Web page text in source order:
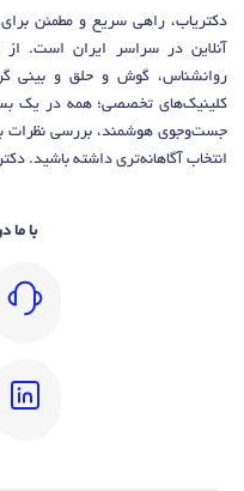
دکتریاب، راهی سریع و مطمئن
آنلاین در سراسر ایران است.
روانشناس، گوش و حلق و بینی
کلینیک‌های تخصصی؛ همه در یک
جست‌وجوی هوشمند، بررسی نظرات
انتخاب آگاهانه‌تری داشته باشید.
با ما